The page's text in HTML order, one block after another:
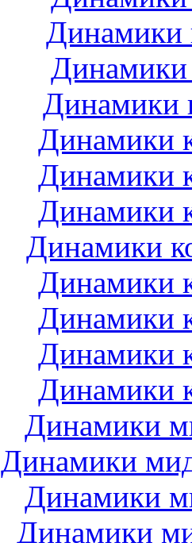
Динамики
Динамики
Динамики
Динамики
Динамики
Динамики
Динамики
Динамики
Динамики
Динамики
Динамики
Динамики
Динамики
Динамики
Динамики